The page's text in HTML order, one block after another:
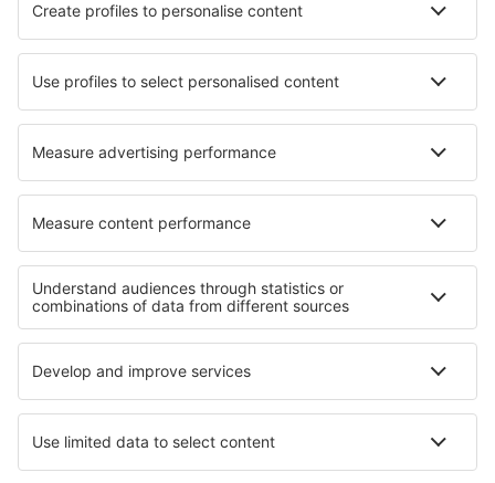
Ryanair
TAP Portugal
easyJet
Azores Airlines
Sobre a eSky
Termos e condições
Minhas reservas
Política de Privacidade
Assistência e contacto